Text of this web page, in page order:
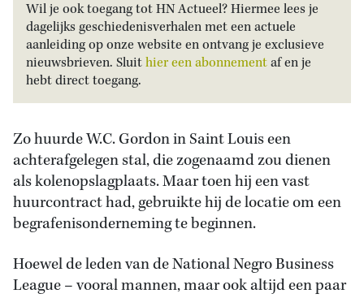
Wil je ook toegang tot HN Actueel? Hiermee lees je
dagelijks geschiedenisverhalen met een actuele
aanleiding op onze website en ontvang je exclusieve
nieuwsbrieven. Sluithier een abonnementaf en je
hebt direct toegang.
Zo huurde W.C. Gordon in Saint Louis een
achterafgelegen stal, die zogenaamd zou dienen
als kolenopslagplaats. Maar toen hij een vast
huurcontract had, gebruikte hij de locatie om een
begrafenisonderneming te beginnen.
Hoewel de leden van de National Negro Business
League – vooral mannen, maar ook altijd een paar